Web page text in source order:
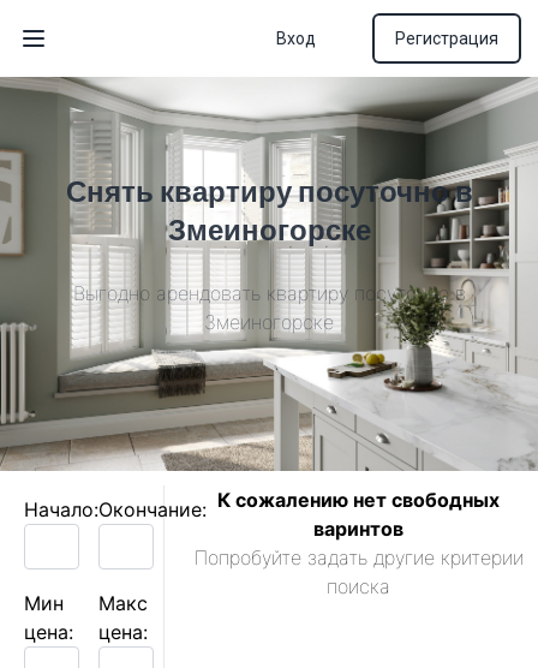
Открыть меню
Вход Регистрация
Снять квартиру посуточно в
Змеиногорске
Выгодно арендовать квартиру посуточно в
Змеиногорске
Начало:Окончание:
Мин
цена:
Макс
цена:
К сожалению нет свободных
варинтов
Попробуйте задать другие критерии
поиска